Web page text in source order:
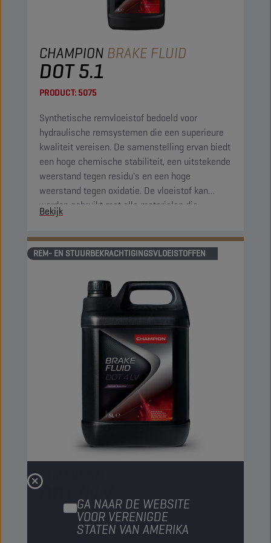
GA NAAR DE WEBSITE
VOOR VERENIGDE
STATEN VAN AMERIKA
CHAMPION BRAKE FLUID
DOT 5.1
PRODUCT:5075
Synthetische remvloeistof bedoeld voor
hydraulische remsystemen die een superieure
kwaliteit vereisen. De samenstelling ervan biedt
een hoge chemische stabiliteit, een uitstekende
weerstand tegen residu's en een hoge
weerstand tegen oxidatie. De vloeistof kan
worden gebruikt met alle materialen die
normaal gesproken worden gebruikt in
remsystemen.
Bekijk
REM- EN STUURBEKRACHTIGINGSVLOEISTOFFEN
CHAMPION
DOT 4 LV
PRODUCT:5093